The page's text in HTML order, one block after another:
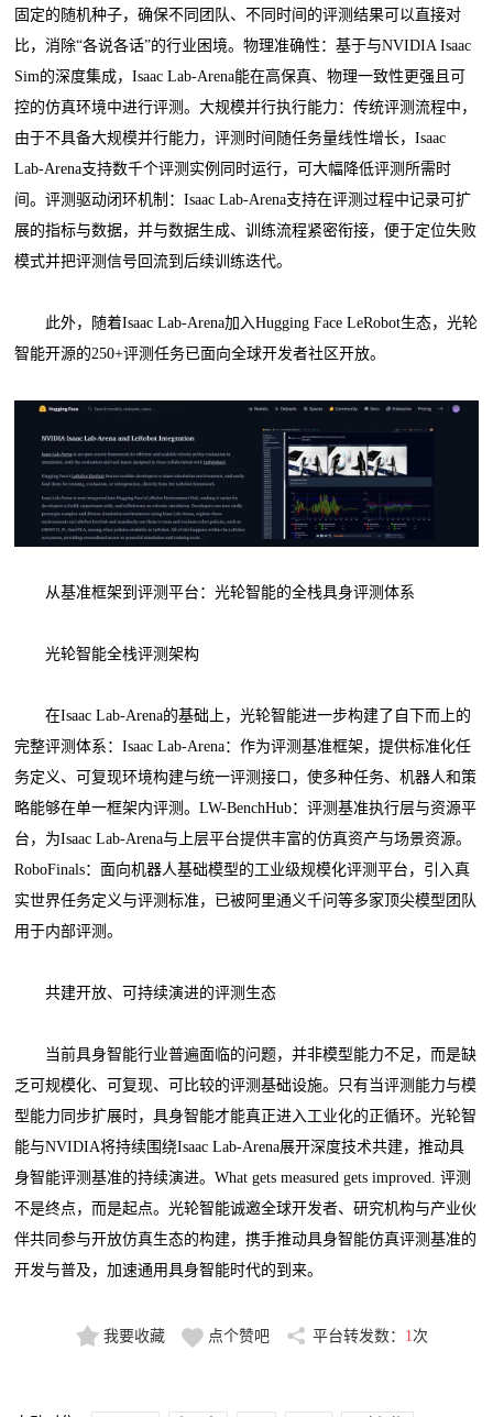
固定的随机种子，确保不同团队、不同时间的评测结果可以直接对
比，消除“各说各话”的行业困境。物理准确性：基于与NVIDIA Isaac
Sim的深度集成，Isaac Lab-Arena能在高保真、物理一致性更强且可
控的仿真环境中进行评测。大规模并行执行能力：传统评测流程中，
由于不具备大规模并行能力，评测时间随任务量线性增长，Isaac
Lab-Arena支持数千个评测实例同时运行，可大幅降低评测所需时
间。评测驱动闭环机制：Isaac Lab-Arena支持在评测过程中记录可扩
展的指标与数据，并与数据生成、训练流程紧密衔接，便于定位失败
模式并把评测信号回流到后续训练迭代。
此外，随着Isaac Lab-Arena加入Hugging Face LeRobot生态，光轮
智能开源的250+评测任务已面向全球开发者社区开放。
从基准框架到评测平台：光轮智能的全栈具身评测体系
光轮智能全栈评测架构
在Isaac Lab-Arena的基础上，光轮智能进一步构建了自下而上的
完整评测体系：Isaac Lab-Arena：作为评测基准框架，提供标准化任
务定义、可复现环境构建与统一评测接口，使多种任务、机器人和策
略能够在单一框架内评测。LW-BenchHub：评测基准执行层与资源平
台，为Isaac Lab-Arena与上层平台提供丰富的仿真资产与场景资源。
RoboFinals：面向机器人基础模型的工业级规模化评测平台，引入真
实世界任务定义与评测标准，已被阿里通义千问等多家顶尖模型团队
用于内部评测。
共建开放、可持续演进的评测生态
当前具身智能行业普遍面临的问题，并非模型能力不足，而是缺
乏可规模化、可复现、可比较的评测基础设施。只有当评测能力与模
型能力同步扩展时，具身智能才能真正进入工业化的正循环。光轮智
能与NVIDIA将持续围绕Isaac Lab-Arena展开深度技术共建，推动具
身智能评测基准的持续演进。What gets measured gets improved. 评测
不是终点，而是起点。光轮智能诚邀全球开发者、研究机构与产业伙
伴共同参与开放仿真生态的构建，携手推动具身智能仿真评测基准的
开发与普及，加速通用具身智能时代的到来。
我要收藏 点个赞吧 平台转发数： 1次